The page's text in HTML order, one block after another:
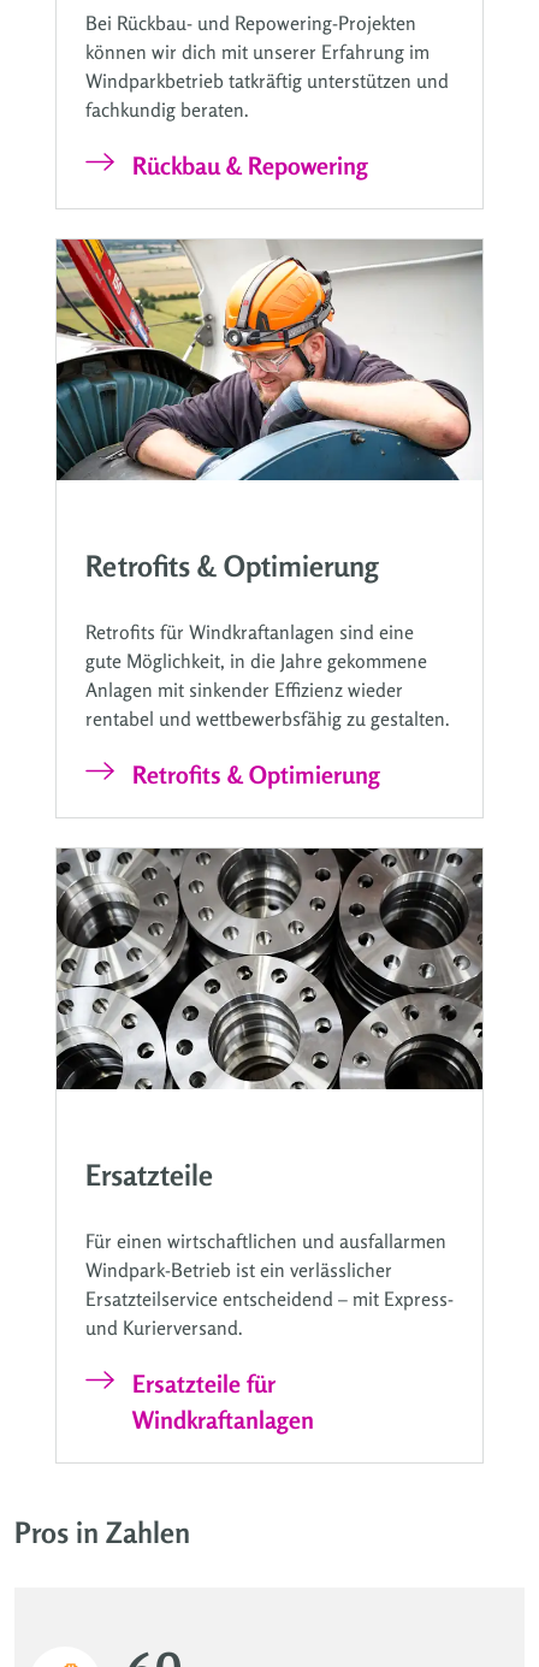
Bei Rückbau- und Repowering-Projekten
können wir dich mit unserer Erfahrung im
Windparkbetrieb tatkräftig unterstützen und
fachkundig beraten.
Rückbau & Repowering
Retrofits & Optimierung
Retrofits für Windkraftanlagen sind eine
gute Möglichkeit, in die Jahre gekommene
Anlagen mit sinkender Effizienz wieder
rentabel und wettbewerbsfähig zu gestalten.
Retrofits & Optimierung
Ersatzteile
Für einen wirtschaftlichen und ausfallarmen
Windpark-Betrieb ist ein verlässlicher
Ersatzteilservice entscheidend – mit Express-
und Kurierversand.
Ersatzteile für
Windkraftanlagen
Pros in Zahlen